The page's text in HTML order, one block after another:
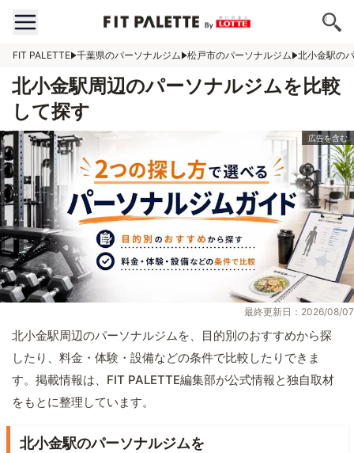
FIT PALETTE 千葉県のパーソナルジム 松戸市のパーソナルジム 北小金駅の
北小金駅周辺のパーソナルジムを比較
して探す
最終更新日：2026/08/07
北小金駅周辺のパーソナルジムを、目的別のおすすめから探
したり、料金・体験・設備などの条件で比較したりできま
す。掲載情報は、FIT PALETTE編集部が公式情報と独自取材
をもとに整理しています。
北小金駅のパーソナルジムを